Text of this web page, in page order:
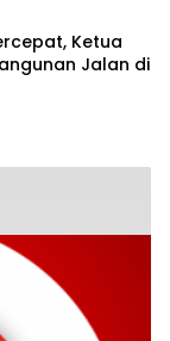
Ketua
Jalan di